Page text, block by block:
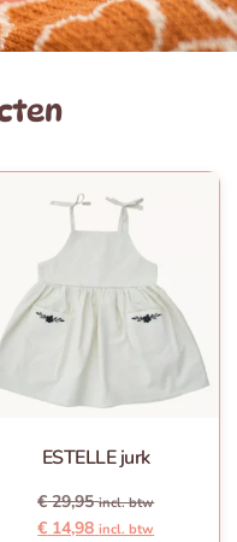
ESTELLE jurk
€29,95 incl. btw
€ 14,98 incl. btw